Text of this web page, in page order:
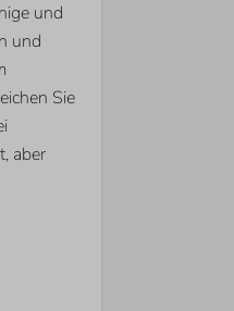
und
und
Sie
aber